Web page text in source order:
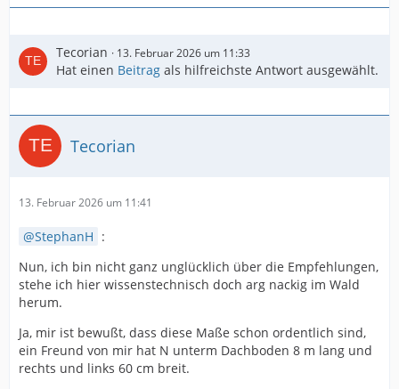
Tecorian 13. Februar 2026 um 11:33
Hat einen Beitrag als hilfreichste Antwort ausgewählt.
Tecorian
13. Februar 2026 um 11:41
StephanH :
Nun, ich bin nicht ganz unglücklich über die Empfehlungen,
stehe ich hier wissenstechnisch doch arg nackig im Wald
herum.
Ja, mir ist bewußt, dass diese Maße schon ordentlich sind,
ein Freund von mir hat N unterm Dachboden 8 m lang und
rechts und links 60 cm breit.